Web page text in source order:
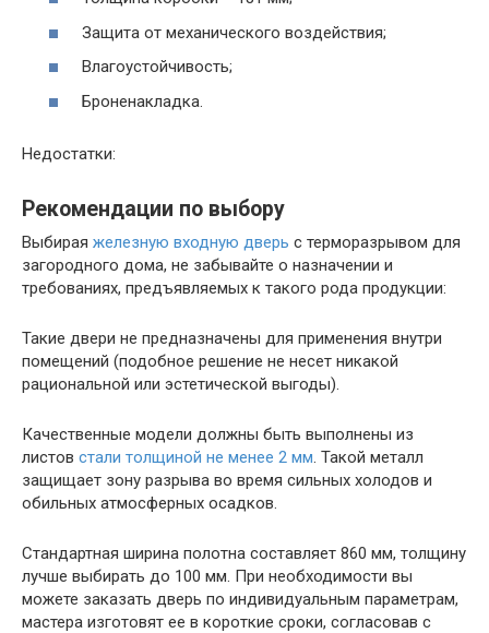
Защита от механического воздействия;
Влагоустойчивость;
Броненакладка.
Недостатки:
Рекомендации по выбору
Выбирая железную входную дверь с терморазрывом для
загородного дома, не забывайте о назначении и
требованиях, предъявляемых к такого рода продукции:
Такие двери не предназначены для применения внутри
помещений (подобное решение не несет никакой
рациональной или эстетической выгоды).
Качественные модели должны быть выполнены из
листов стали толщиной не менее 2 мм. Такой металл
защищает зону разрыва во время сильных холодов и
обильных атмосферных осадков.
Стандартная ширина полотна составляет 860 мм, толщину
лучше выбирать до 100 мм. При необходимости вы
можете заказать дверь по индивидуальным параметрам,
мастера изготовят ее в короткие сроки, согласовав с